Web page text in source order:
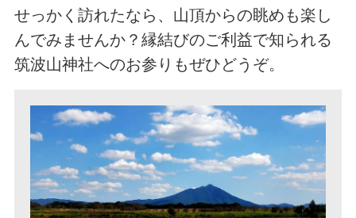
せっかく訪れたなら、山頂からの眺めも楽し
んでみませんか？縁結びのご利益で知られる
筑波山神社へのお参りもぜひどうぞ。